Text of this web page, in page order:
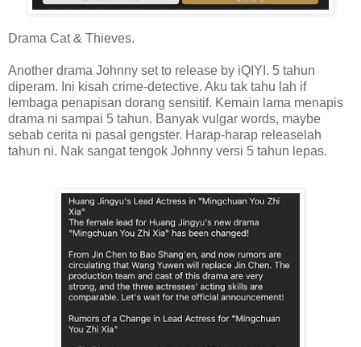
Drama Cat & Thieves.
Another drama Johnny set to release by iQIYI. 5 tahun
diperam. Ini kisah crime-detective. Aku tak tahu lah if
lembaga penapisan dorang sensitif. Kemain lama menapis
drama ni sampai 5 tahun. Banyak vulgar words, maybe
sebab cerita ni pasal gengster. Harap-harap releaselah
tahun ni. Nak sangat tengok Johnny versi 5 tahun lepas.